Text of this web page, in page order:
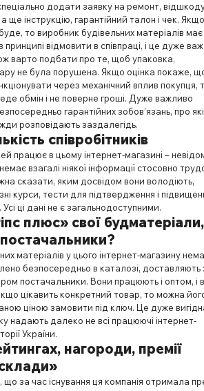
додати заявку на ремонт,
ще інструкцію, гарантійний талон і чек. Якщо
то виробник будівельних матеріалів
відмовити в співпраці, і це дуже
варто подбати про те, щоб упаковка,
не була порушена. Якщо оцінка покаже,
через механічний вплив покупця,
обмін і не поверне гроші. Дуже важливо
гарантійних зобов’язань, про які
розповідають заздалегідь.
співробітників
працює в цьому інтернет-магазині –
взагалі ніякої інформації стосовно
сказати, яким досвідом вони володіють,
курси, тести для підтвердження і
Усі ці дані не є загальнодоступними.
плюс» свої будматеріали,
постачальники?
матеріалів у цього інтернет-магазину
безпосередньо в каталозі, доставляють
постачальники. Вони працюють і оптом, і в
цікавить конкретний товар, то можна
ціною замовити під ключ. Це дуже
надають далеко не всі працюючі інтернет-
України.
нагороди, премії
що за час існування ця компанія отримала